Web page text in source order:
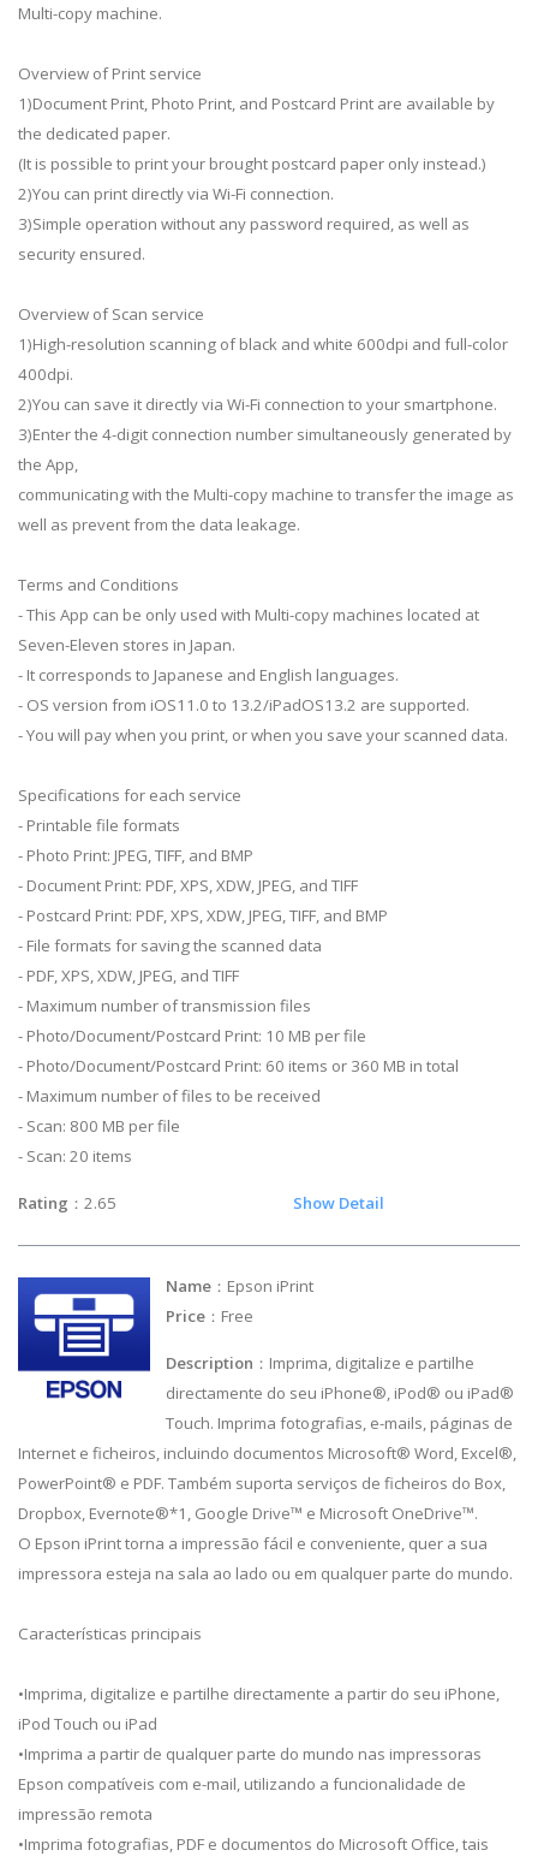
Multi-copy machine.
Overview of Print service
1)Document Print, Photo Print, and Postcard Print are available by
the dedicated paper.
(It is possible to print your brought postcard paper only instead.)
2)You can print directly via Wi-Fi connection.
3)Simple operation without any password required, as well as
security ensured.
Overview of Scan service
1)High-resolution scanning of black and white 600dpi and full-color
400dpi.
2)You can save it directly via Wi-Fi connection to your smartphone.
3)Enter the 4-digit connection number simultaneously generated by
the App,
communicating with the Multi-copy machine to transfer the image as
well as prevent from the data leakage.
Terms and Conditions
- This App can be only used with Multi-copy machines located at
Seven-Eleven stores in Japan.
- It corresponds to Japanese and English languages.
- OS version from iOS11.0 to 13.2/iPadOS13.2 are supported.
- You will pay when you print, or when you save your scanned data.
Specifications for each service
- Printable file formats
- Photo Print: JPEG, TIFF, and BMP
- Document Print: PDF, XPS, XDW, JPEG, and TIFF
- Postcard Print: PDF, XPS, XDW, JPEG, TIFF, and BMP
- File formats for saving the scanned data
- PDF, XPS, XDW, JPEG, and TIFF
- Maximum number of transmission files
- Photo/Document/Postcard Print: 10 MB per file
- Photo/Document/Postcard Print: 60 items or 360 MB in total
- Maximum number of files to be received
- Scan: 800 MB per file
- Scan: 20 items
Rating ：2.65 Show Detail
Name ：Epson iPrint
Price ：Free
Description ：Imprima, digitalize e partilhe
directamente do seu iPhone®, iPod® ou iPad®
Touch. Imprima fotografias, e-mails, páginas de
Internet e ficheiros, incluindo documentos Microsoft® Word, Excel®,
PowerPoint® e PDF. Também suporta serviços de ficheiros do Box,
Dropbox, Evernote®*1, Google Drive™ e Microsoft OneDrive™.
O Epson iPrint torna a impressão fácil e conveniente, quer a sua
impressora esteja na sala ao lado ou em qualquer parte do mundo.
Características principais
•Imprima, digitalize e partilhe directamente a partir do seu iPhone,
iPod Touch ou iPad
•Imprima a partir de qualquer parte do mundo nas impressoras
Epson compatíveis com e-mail, utilizando a funcionalidade de
impressão remota
•Imprima fotografias, PDF e documentos do Microsoft Office, tais